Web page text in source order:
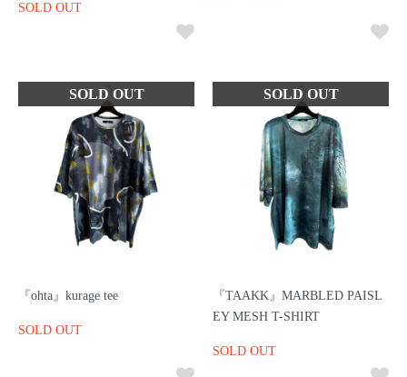
SOLD OUT
『ohta』kurage tee
SOLD OUT
『TAAKK』MARBLED PAISL
EY MESH T-SHIRT
SOLD OUT